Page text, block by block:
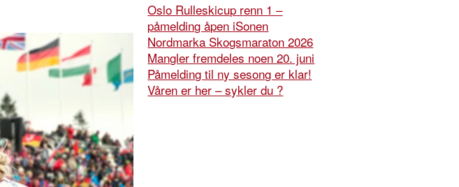
Oslo Rulleskicup renn 1 –
påmelding åpen iSonen
Nordmarka Skogsmaraton 2026
Mangler fremdeles noen 20. juni
Påmelding til ny sesong er klar!
Våren er her – sykler du ?